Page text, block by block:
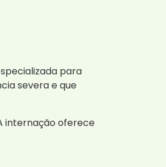
para
severa e que
internação oferece